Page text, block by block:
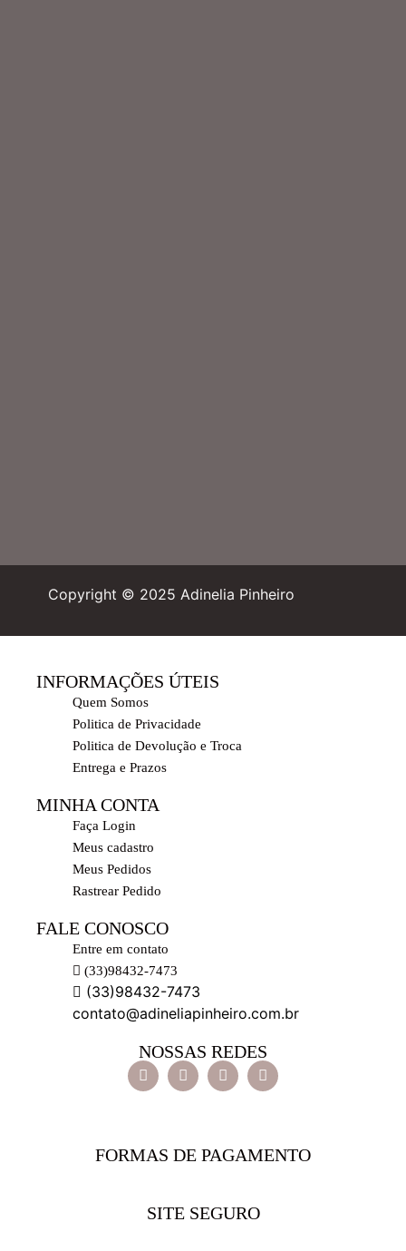
Copyright © 2025 Adinelia Pinheiro
INFORMAÇÕES ÚTEIS
Quem Somos
Politica de Privacidade
Politica de Devolução e Troca
Entrega e Prazos
MINHA CONTA
Faça Login
Meus cadastro
Meus Pedidos
Rastrear Pedido
FALE CONOSCO
Entre em contato
(33)98432-7473
(33)98432-7473
contato@adineliapinheiro.com.br
NOSSAS REDES
FORMAS DE PAGAMENTO
SITE SEGURO